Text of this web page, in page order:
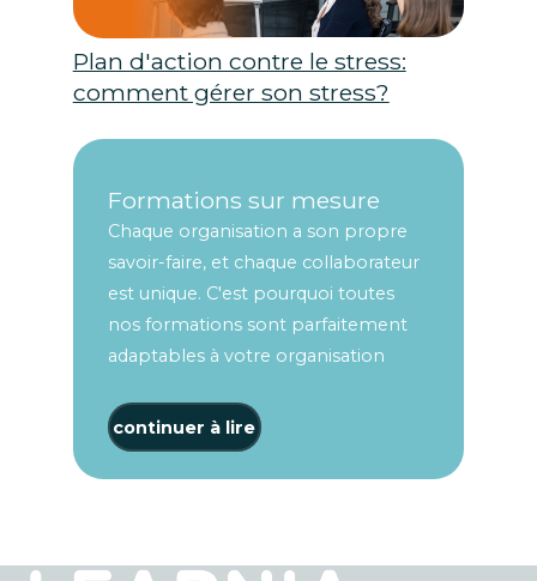
Plan d'action contre le stress:
comment gérer son stress?
Formations sur mesure
Chaque organisation a son propre
savoir-faire, et chaque collaborateur
est unique. C'est pourquoi toutes
nos formations sont parfaitement
adaptables à votre organisation
continuer à lire